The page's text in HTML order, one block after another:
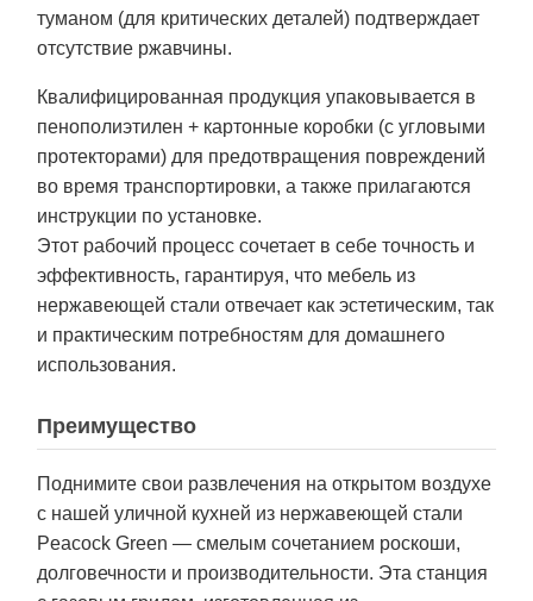
туманом (для критических деталей) подтверждает
отсутствие ржавчины.
Квалифицированная продукция упаковывается в
пенополиэтилен + картонные коробки (с угловыми
протекторами) для предотвращения повреждений
во время транспортировки, а также прилагаются
инструкции по установке.
Этот рабочий процесс сочетает в себе точность и
эффективность, гарантируя, что мебель из
нержавеющей стали отвечает как эстетическим, так
и практическим потребностям для домашнего
использования.
Преимущество
Поднимите свои развлечения на открытом воздухе
с нашей уличной кухней из нержавеющей стали
Peacock Green — смелым сочетанием роскоши,
долговечности и производительности. Эта станция